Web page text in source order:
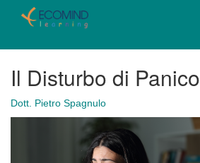
Il Disturbo di Panico
Dott. Pietro Spagnulo